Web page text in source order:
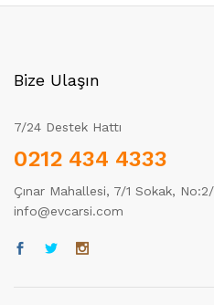
Bize Ulaşın
7/24 Destek Hattı
0212 434 4333
Çınar Mahallesi, 7/1 Sokak, No:2/
info@evcarsi.com